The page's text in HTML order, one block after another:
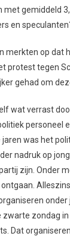
gemiddeld
en
op dat
protest tegen
gehad om
wat verrast
personeel
was het
nadruk op
zijn. Onder
zondag
Dat